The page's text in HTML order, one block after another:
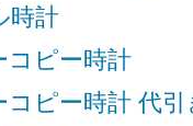
時計
コピー時計
コピー時計 代引